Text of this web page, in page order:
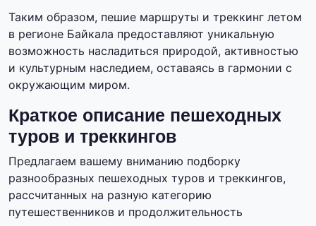
Таким образом, пешие маршруты и треккинг летом
в регионе Байкала предоставляют уникальную
возможность насладиться природой, активностью
и культурным наследием, оставаясь в гармонии с
окружающим миром.
Краткое описание пешеходных
туров и треккингов
Предлагаем вашему вниманию подборку
разнообразных пешеходных туров и треккингов,
рассчитанных на разную категорию
путешественников и продолжительность